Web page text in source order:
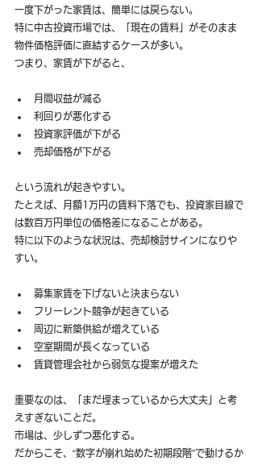
一度下がった家賃は、簡単には戻らない。
特に中古投資市場では、「現在の賃料」がそのまま
物件価格評価に直結するケースが多い。
つまり、家賃が下がると、
月間収益が減る
利回りが悪化する
投資家評価が下がる
売却価格が下がる
という流れが起きやすい。
たとえば、月額1万円の賃料下落でも、投資家目線で
は数百万円単位の価格差になることがある。
特に以下のような状況は、売却検討サインになりや
すい。
募集家賃を下げないと決まらない
フリーレント競争が起きている
周辺に新築供給が増えている
空室期間が長くなっている
賃貸管理会社から弱気な提案が増えた
重要なのは、「まだ埋まっているから大丈夫」と考
えすぎないことだ。
市場は、少しずつ悪化する。
だからこそ、“数字が崩れ始めた初期段階”で動けるか